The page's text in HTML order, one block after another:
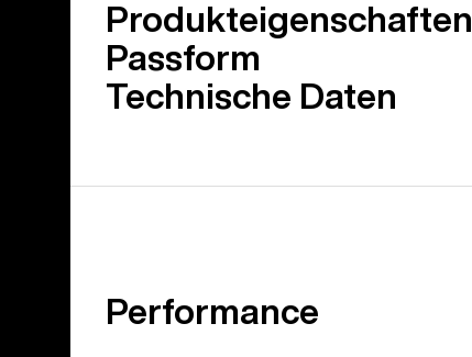
Produkteigenschaften
Passform
Technische Daten
Performance